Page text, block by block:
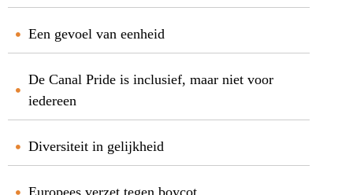
Een gevoel van eenheid
De Canal Pride is inclusief, maar niet voor
iedereen
Diversiteit in gelijkheid